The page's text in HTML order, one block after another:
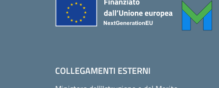
COLLEGAMENTI ESTERNI